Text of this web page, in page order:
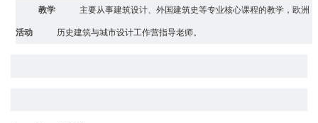
教学
活动
主要从事建筑设计、外国建筑史等专业核心课程的教学 ，欧洲
历史建筑与城市设计工作营指导老师。